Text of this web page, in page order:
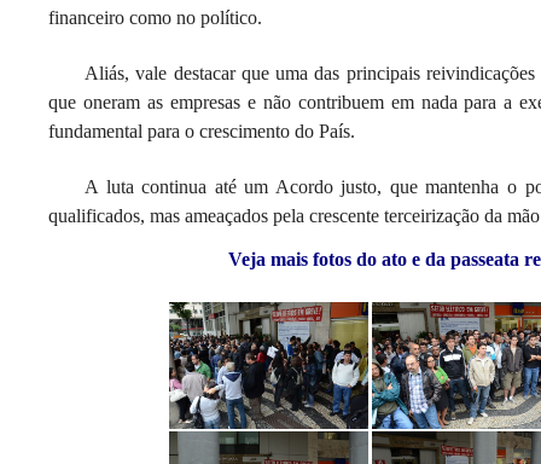
financeiro como no político.
Aliás, vale destacar que uma das principais
que oneram as empresas e não contribuem em nada para a
fundamental para o crescimento do País.
A luta continua até um Acordo justo, que mantenha o
qualificados, mas ameaçados pela crescente terceirização da
Veja mais fotos do ato e da passeata